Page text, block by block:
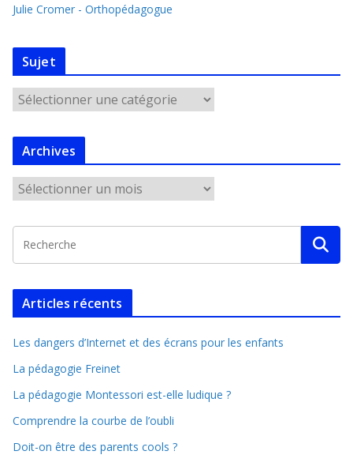
Julie Cromer - Orthopédagogue
Sujet
Archives
Articles récents
Les dangers d’Internet et des écrans pour les enfants
La pédagogie Freinet
La pédagogie Montessori est-elle ludique ?
Comprendre la courbe de l’oubli
Doit-on être des parents cools ?